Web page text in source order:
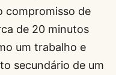
compromisso de
de 20 minutos
um trabalho e
secundário de um